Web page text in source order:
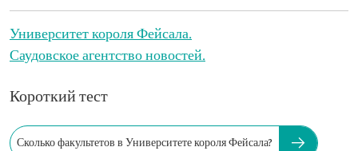
Университет короля Фейсала.
Саудовское агентство новостей.
Короткий тест
Сколько факультетов в Университете короля Фейсала?